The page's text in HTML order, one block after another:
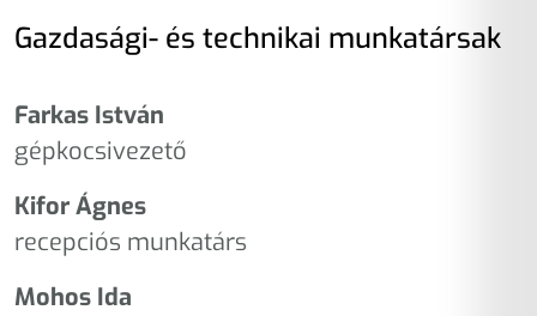
Gazdasági- és technikai munkatársak
Farkas István
gépkocsivezető
Kifor Ágnes
recepciós munkatárs
Mohos Ida